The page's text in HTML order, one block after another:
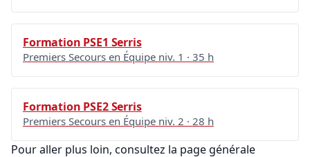
Formation PSE1 Serris
Premiers Secours en Équipe niv. 1 · 35 h
Formation PSE2 Serris
Premiers Secours en Équipe niv. 2 · 28 h
Pour aller plus loin, consultez la page générale